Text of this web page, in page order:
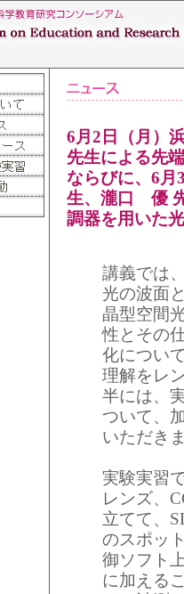
6月2日（月）
先生による先
ならびに、6月
生、瀧口 優
調器を用いた
講義では
光の波面
晶型空間
性とその
化につい
理解をレ
半には、
ついて、
いただき
実験実習
レンズ、
立てて、
のスポッ
御ソフト
に加える